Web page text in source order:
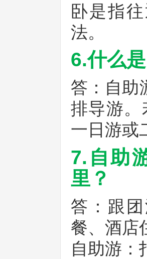
卧是指
法。
6.什么
答：自助
排导游。
一日游或
7.自助
里？
答：跟
餐、酒店
自助游：